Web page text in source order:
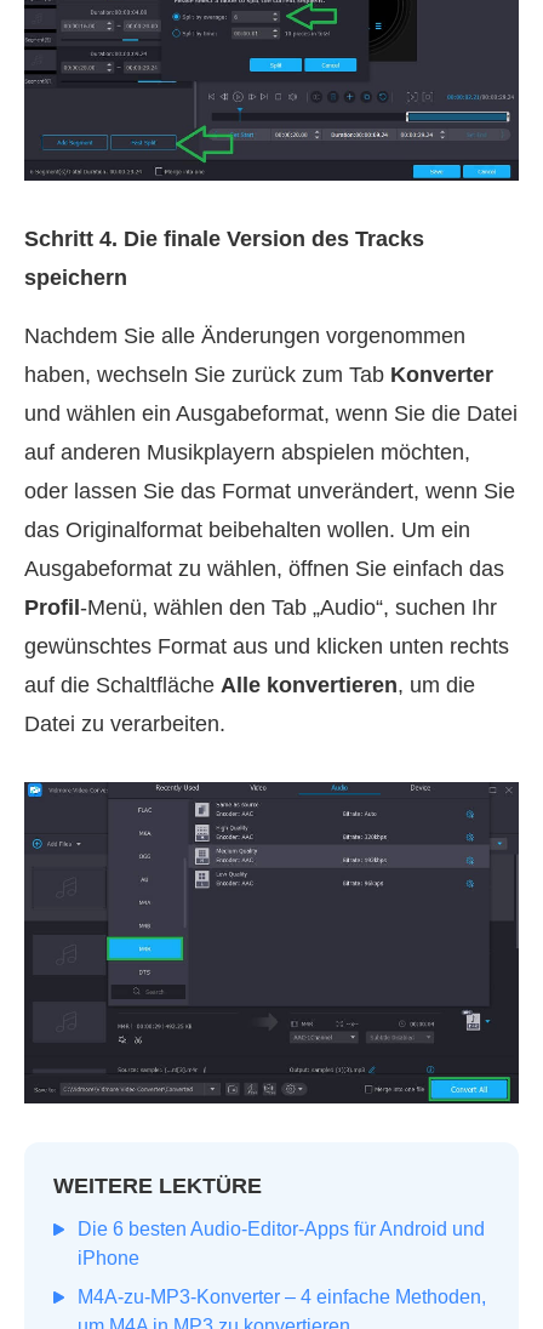
Schritt 4. Die finale Version des Tracks
speichern
Nachdem Sie alle Änderungen vorgenommen
haben, wechseln Sie zurück zum Tab Konverter
und wählen ein Ausgabeformat, wenn Sie die Datei
auf anderen Musikplayern abspielen möchten,
oder lassen Sie das Format unverändert, wenn Sie
das Originalformat beibehalten wollen. Um ein
Ausgabeformat zu wählen, öffnen Sie einfach das
Profil-Menü, wählen den Tab „Audio“, suchen Ihr
gewünschtes Format aus und klicken unten rechts
auf die Schaltfläche Alle konvertieren, um die
Datei zu verarbeiten.
WEITERE LEKTÜRE
Die 6 besten Audio-Editor-Apps für Android und
iPhone
M4A-zu-MP3-Konverter – 4 einfache Methoden,